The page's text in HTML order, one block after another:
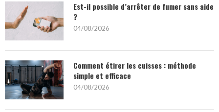
Est-il possible d’arrêter de fumer sans aide
?
04/08/2026
Comment étirer les cuisses : méthode
simple et efficace
04/08/2026